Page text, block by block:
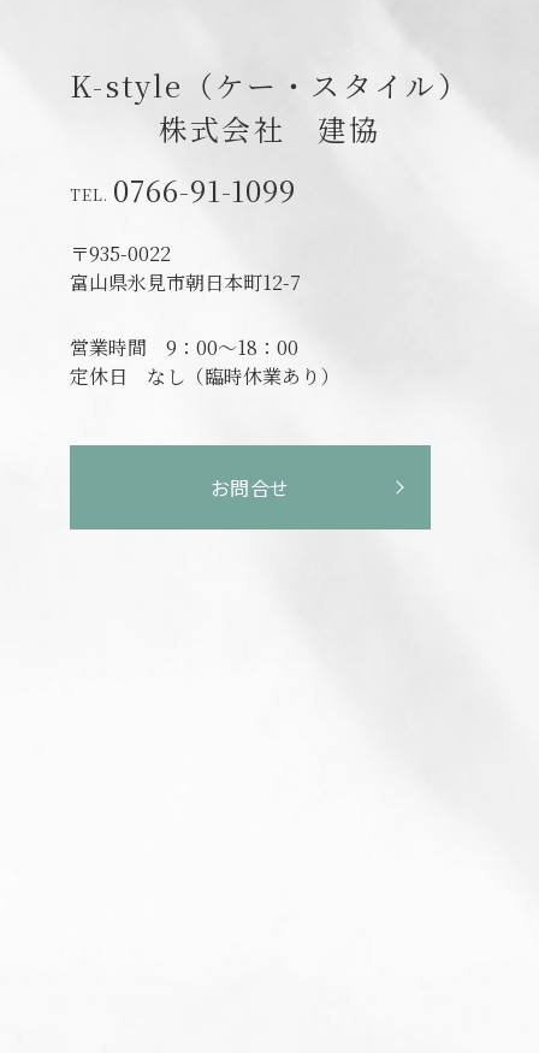
K-style（ケー・スタイル）
株式会社 建協
0766-91-1099
〒935-0022
富山県氷見市朝日本町12-7
営業時間 9：00～18：00
定休日 なし（臨時休業あり）
お問合せ